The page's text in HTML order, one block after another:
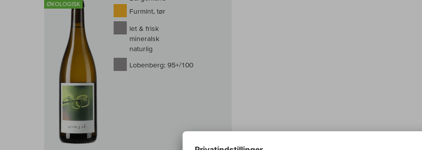
ØKOLOGISK
Furmint, tør
let & frisk
mineralsk
naturlig
Lobenberg: 95+/100